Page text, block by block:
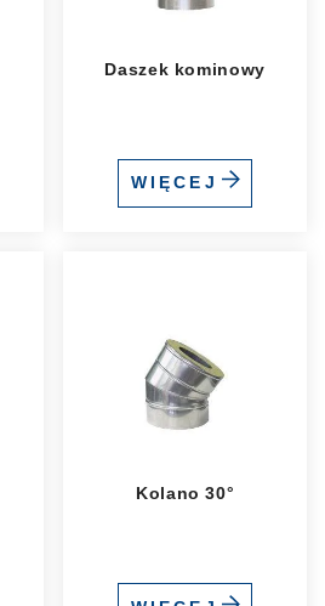
Daszek kominowy
WIĘCEJ
Kolano 30°